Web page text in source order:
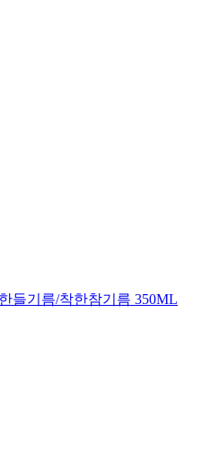
들기름/착한참기름 350ML